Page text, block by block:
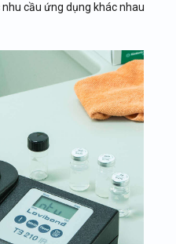
cầu ứng dụng khác nhau